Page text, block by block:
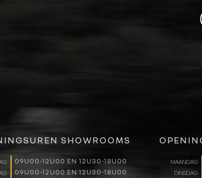
SHOWROOMS
09U00-12U00 EN 12U30-18U00
09U00-12U00 EN 12U30-18U00
MAANDAG
DINSDAG